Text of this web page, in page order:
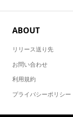
ABOUT
リリース送り先
お問い合わせ
利用規約
プライバシーポリシー